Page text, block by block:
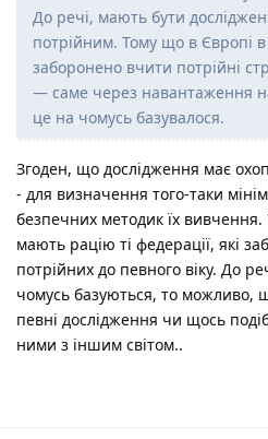
До речі, мають бути
потрійним. Тому що в Європі в
заборонено вчити потрійні
— саме через навантаження
це на чомусь базувалося.
Згоден, що дослідження має
- для визначення того-таки
безпечних методик їх
мають рацію ті федерації, які
потрійних до певного віку. До
чомусь базуються, то можливо,
певні дослідження чи щось
ними з іншим світом..